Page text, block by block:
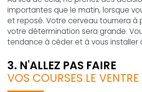
importantes que le matin, lorsque
et reposé. Votre cerveau tournera à
votre détermination sera grande.
tendance à céder et à vous installer
3. N'ALLEZ PAS FAIRE
VOS COURSES LE